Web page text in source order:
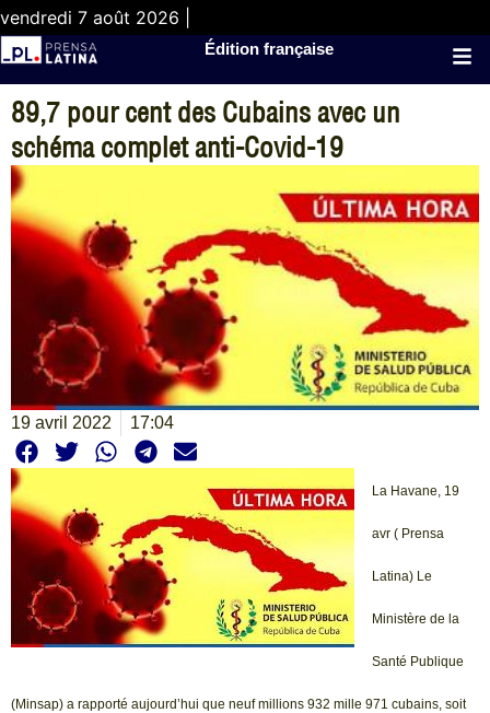
vendredi 7 août 2026 |
Édition française
89,7 pour cent des Cubains avec un
schéma complet anti-Covid-19
19 avril 2022 17:04
La Havane, 19
avr ( Prensa
Latina) Le
Ministère de la
Santé Publique
(Minsap) a rapporté aujourd’hui que neuf millions 932 mille 971 cubains, soit